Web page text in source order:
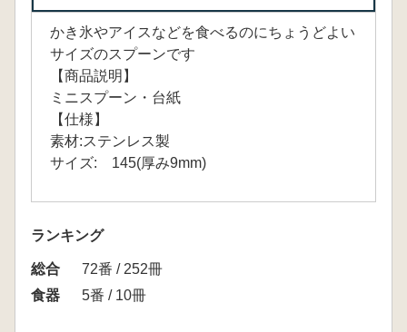
かき氷やアイスなどを食べるのにちょうどよい
サイズのスプーンです
【商品説明】
ミニスプーン・台紙
【仕様】
素材:ステンレス製
サイズ: 145(厚み9mm)
ランキング
総合
72番 / 252冊
食器
5番 / 10冊